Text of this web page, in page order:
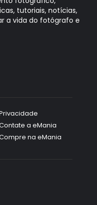
tutoriais, notícias,
a vida do fotógrafo e
a eMania
na eMania